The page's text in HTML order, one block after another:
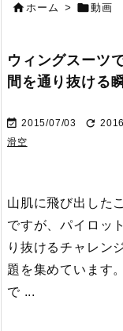
ホーム > 動画
ウィングスーツ
間を通り抜ける
 2015/07/03 
滑空
山肌に飛び出した
ですが、パイロッ
り抜けるチャレン
題を集めています
で ...